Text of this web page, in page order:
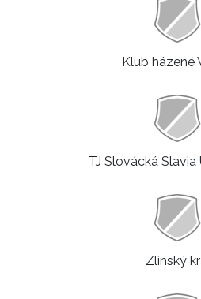
Klub házené
TJ Slovácká Slavia
Zlínský